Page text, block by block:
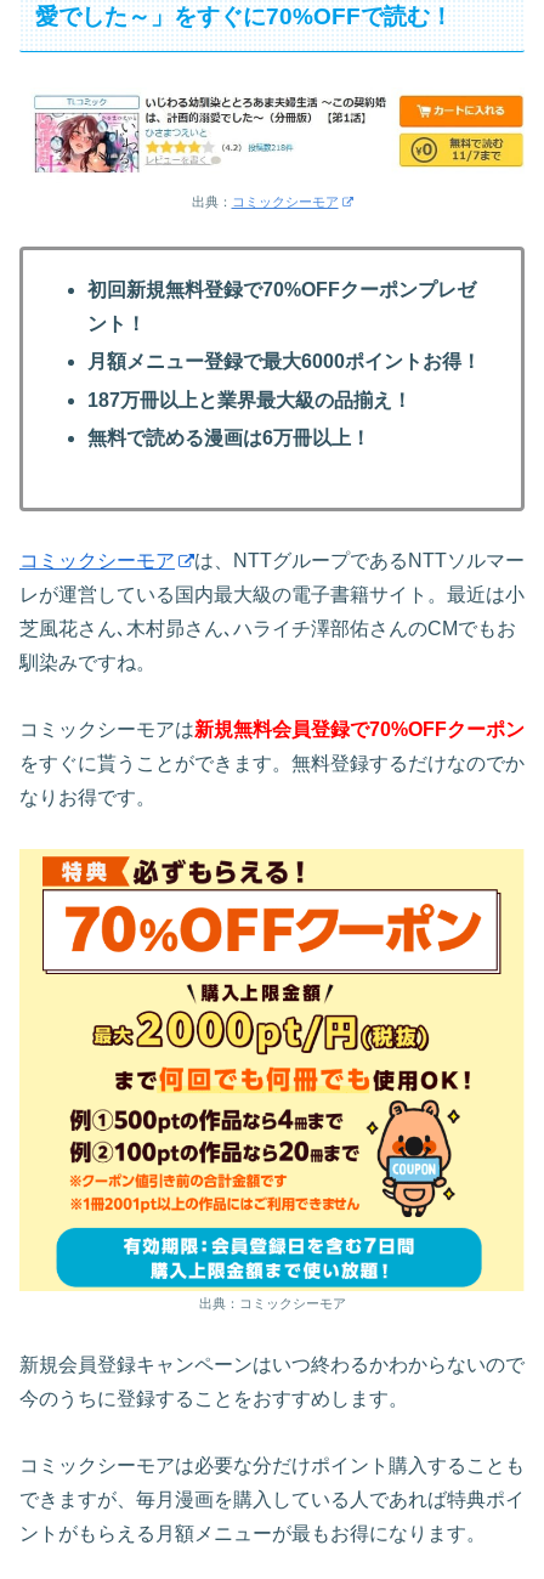
愛でした～」をすぐに70%OFFで読む！
出典： コミックシーモア
初回新規無料登録で70%OFFクーポンプレゼ
ント！
月額メニュー登録で最大6000ポイントお得！
187万冊以上と業界最大級の品揃え！
無料で読める漫画は6万冊以上！
コミックシーモア
は、NTTグループであるNTTソルマー
レが運営している国内最大級の電子書籍サイト。最近は小
芝風花さん､木村昴さん､ハライチ澤部佑さんのCMでもお
馴染みですね。
コミックシーモアは新規無料会員登録で70%OFFクーポン
をすぐに貰うことができます。無料登録するだけなのでか
なりお得です。
出典：コミックシーモア
新規会員登録キャンペーンはいつ終わるかわからないので
今のうちに登録することをおすすめします。
コミックシーモアは必要な分だけポイント購入することも
できますが、毎月漫画を購入している人であれば特典ポイ
ントがもらえる月額メニューが最もお得になります。